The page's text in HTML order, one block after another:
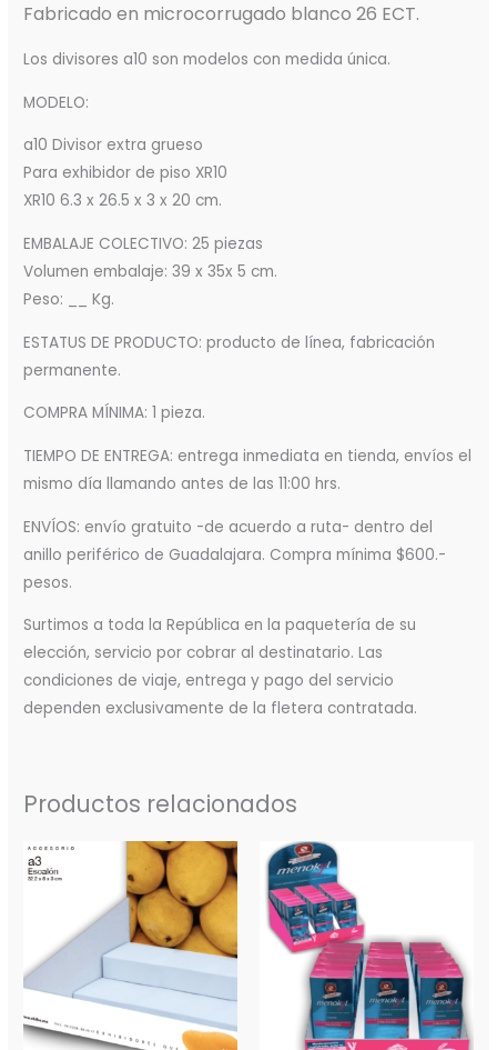
Fabricado en microcorrugado blanco 26 ECT.
Los divisores a10 son modelos con medida única.
MODELO:
a10 Divisor extra grueso
Para exhibidor de piso XR10
XR10 6.3 x 26.5 x 3 x 20 cm.
EMBALAJE COLECTIVO: 25 piezas
Volumen embalaje: 39 x 35x 5 cm.
Peso: __ Kg.
ESTATUS DE PRODUCTO: producto de línea, fabricación
permanente.
COMPRA MÍNIMA: 1 pieza.
TIEMPO DE ENTREGA: entrega inmediata en tienda, envíos el
mismo día llamando antes de las 11:00 hrs.
ENVÍOS: envío gratuito -de acuerdo a ruta- dentro del
anillo periférico de Guadalajara. Compra mínima $600.-
pesos.
Surtimos a toda la República en la paquetería de su
elección, servicio por cobrar al destinatario. Las
condiciones de viaje, entrega y pago del servicio
dependen exclusivamente de la fletera contratada.
Productos relacionados